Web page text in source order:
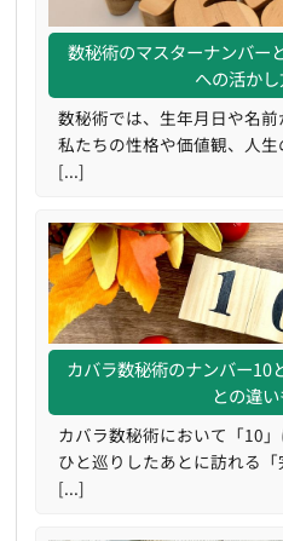
数秘術のマスターナンバー
への活か
数秘術では、生年月日や名前
私たちの性格や価値観、人
[...]
カバラ数秘術のナンバー10
との違
カバラ数秘術において「10
ひと巡りしたあとに訪れる
[...]